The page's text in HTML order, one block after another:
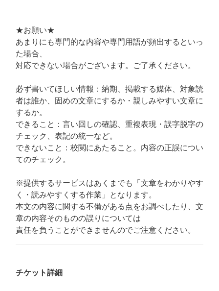
★お願い★
あまりにも専門的な内容や専門用語が頻出するといっ
た場合、
対応できない場合がございます。ご了承ください。
必ず書いてほしい情報：納期、掲載する媒体、対象読
者は誰か、固めの文章にするか・親しみやすい文章に
するか。
できること：言い回しの確認、重複表現・誤字脱字の
チェック、表記の統一など。
できないこと：校閲にあたること。内容の正誤につい
てのチェック。
※提供するサービスはあくまでも「文章をわかりやす
く・読みやすくする作業」となります。
本文の内容に関する不備がある点をお調べしたり、文
章の内容そのものの誤りについては
責任を負うことができませんのでご注意ください。
チケット詳細